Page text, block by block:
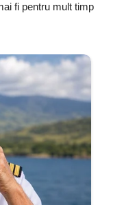
fi pentru mult timp